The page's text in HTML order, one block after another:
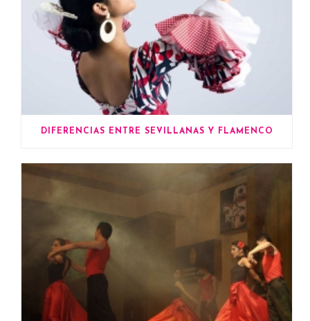
DIFERENCIAS ENTRE SEVILLANAS Y FLAMENCO